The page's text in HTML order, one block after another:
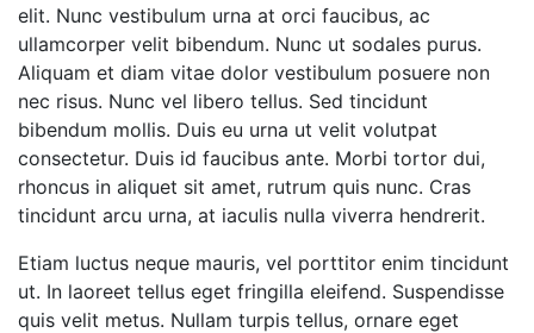
elit. Nunc vestibulum urna at orci faucibus, ac
ullamcorper velit bibendum. Nunc ut sodales purus.
Aliquam et diam vitae dolor vestibulum posuere non
nec risus. Nunc vel libero tellus. Sed tincidunt
bibendum mollis. Duis eu urna ut velit volutpat
consectetur. Duis id faucibus ante. Morbi tortor dui,
rhoncus in aliquet sit amet, rutrum quis nunc. Cras
tincidunt arcu urna, at iaculis nulla viverra hendrerit.
Etiam luctus neque mauris, vel porttitor enim tincidunt
ut. In laoreet tellus eget fringilla eleifend. Suspendisse
quis velit metus. Nullam turpis tellus, ornare eget